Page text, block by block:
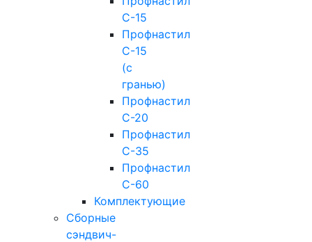
С-15
Профнастил
С-15
(с
гранью)
Профнастил
С-20
Профнастил
С-35
Профнастил
С-60
Комплектующие
Сборные
сэндвич-